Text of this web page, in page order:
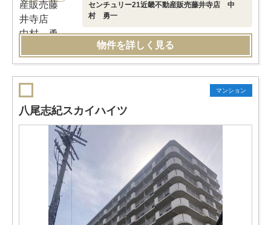
センチュリー21近畿不動産販売藤井寺店 中
村 勇一
物件を詳しく見る
マンション
八尾志紀スカイハイツ